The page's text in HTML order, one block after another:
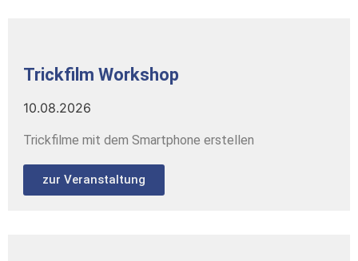
Trickfilm Workshop
10.08.2026
Trickfilme mit dem Smartphone erstellen
zur Veranstaltung